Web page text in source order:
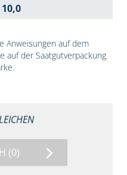
10,0
Anweisungen auf dem
auf der Saatgutverpackung
(0)